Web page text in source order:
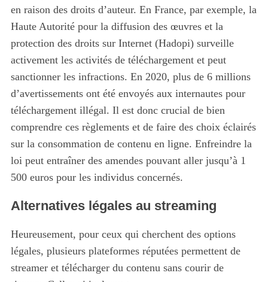
en raison des droits d’auteur. En France, par exemple, la
Haute Autorité pour la diffusion des œuvres et la
protection des droits sur Internet (Hadopi) surveille
activement les activités de téléchargement et peut
sanctionner les infractions. En 2020, plus de 6 millions
d’avertissements ont été envoyés aux internautes pour
téléchargement illégal. Il est donc crucial de bien
comprendre ces règlements et de faire des choix éclairés
sur la consommation de contenu en ligne. Enfreindre la
loi peut entraîner des amendes pouvant aller jusqu’à 1
500 euros pour les individus concernés.
Alternatives légales au streaming
Heureusement, pour ceux qui cherchent des options
légales, plusieurs plateformes réputées permettent de
streamer et télécharger du contenu sans courir de